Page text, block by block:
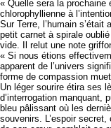
« Quelle sera la prochaine
chlorophyllienne à
Sur Terre, l’humain
petit carnet à spirale
vide. Il relut une note
« Si nous étions
apparent de l’univers
forme de compassion
Un léger sourire étira ses
d’interrogation manquant,
bleu pâlissant où les
souvenirs. L’espoir